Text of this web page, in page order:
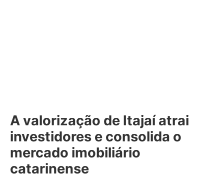
A valorização de Itajaí atrai
investidores e consolida o
mercado imobiliário
catarinense